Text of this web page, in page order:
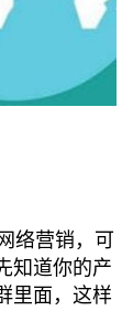
络营销，可
知道你的产
里面，这样